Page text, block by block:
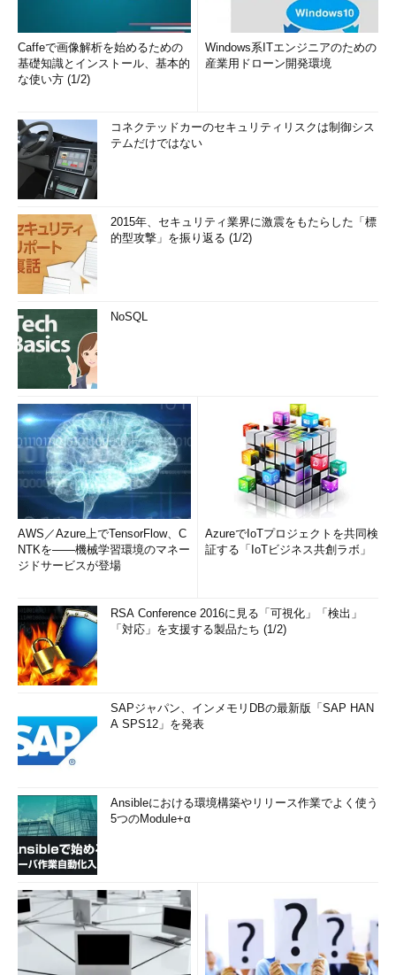
Caffeで画像解析を始めるための
基礎知識とインストール、基本的
な使い方 (1/2)
Windows系ITエンジニアのための
産業用ドローン開発環境
コネクテッドカーのセキュリティリスクは制御シス
テムだけではない
2015年、セキュリティ業界に激震をもたらした「標
的型攻撃」を振り返る (1/2)
NoSQL
AWS／Azure上でTensorFlow、C
NTKを――機械学習環境のマネー
ジドサービスが登場
AzureでIoTプロジェクトを共同検
証する「IoTビジネス共創ラボ」
RSA Conference 2016に見る「可視化」「検出」
「対応」を支援する製品たち (1/2)
SAPジャパン、インメモリDBの最新版「SAP HAN
A SPS12」を発表
Ansibleにおける環境構築やリリース作業でよく使う
5つのModule+α